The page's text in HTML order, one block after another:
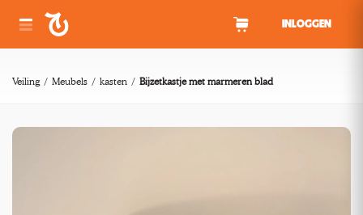
INLOGGEN
Veiling Meubels kasten Bijzetkastje met marmeren blad